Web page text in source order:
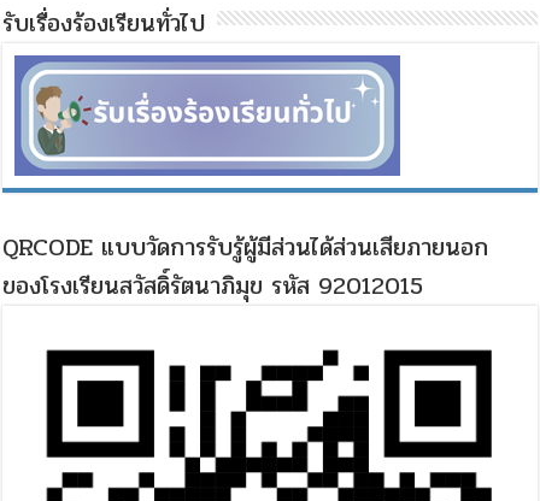
รับเรื่องร้องเรียนทั่วไป
QRCODE แบบวัดการรับรู้ผู้มีส่วนได้ส่วนเสียภายนอก
ของโรงเรียนสวัสดิ์รัตนาภิมุข รหัส 92012015